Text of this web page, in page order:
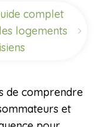
complet
logements
de comprendre
et